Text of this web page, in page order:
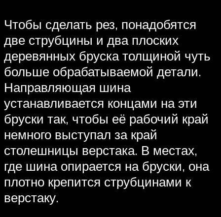
Чтобы сделать рез, понадобятся
две струбцины и два плоских
деревянных бруска толщиной чуть
больше обрабатываемой детали.
Направляющая шина
устанавливается концами на эти
бруски так, чтобы её рабочий край
немного выступал за край
столешницы верстака. В местах,
где шина опирается на бруски, она
плотно крепится струбцинами к
верстаку.